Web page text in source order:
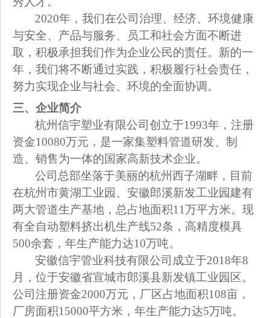
2020年，我们在公司治理、经济、环境健康
与安全、产品与服务、员工和社会方面不断进
取，积极承担我们作为企业公民的责任。新的一
年，我们将不断通过实践，积极履行社会责任，
努力实现企业与社会、环境的全面协调。
三、企业简介
杭州信宇塑业有限公司创立于1993年，注册
资金10080万元，是一家集塑料管道研发、制
造、销售为一体的国家高新技术企业。
公司总部坐落于美丽的杭州西子湖畔，目前
在杭州市黄湖工业园、安徽郎溪新发工业园建有
两大管道生产基地，总占地面积11万平方米。现
有全自动塑料挤出机生产线52条，高精度模具
500余套，年生产能力达10万吨。
安徽信宇管业科技有限公司成立于2018年8
月，位于安徽省宣城市郎溪县新发镇工业园区。
公司注册资金2000万元，厂区占地面积108亩，
厂房面积15000平方米，年生产能力达5万吨。